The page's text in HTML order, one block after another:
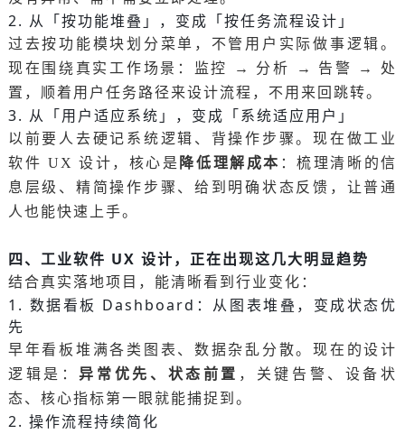
2. 从「按功能堆叠」，变成「按任务流程设计」
过去按功能模块划分菜单，不管用户实际做事逻辑。
现在围绕真实工作场景：监控 → 分析 → 告警 → 处
置，顺着用户任务路径来设计流程，不用来回跳转。
3. 从「用户适应系统」，变成「系统适应用户」
以前要人去硬记系统逻辑、背操作步骤。现在做工业
软件 UX 设计，核心是 降低理解成本 ：梳理清晰的信
息层级、精简操作步骤、给到明确状态反馈，让普通
人也能快速上手。
四、工业软件 UX 设计，正在出现这几大明显趋势
结合真实落地项目，能清晰看到行业变化：
1. 数据看板 Dashboard：从图表堆叠，变成状态优
先
早年看板堆满各类图表、数据杂乱分散。现在的设计
逻辑是：异常优先、状态前置 ，关键告警、设备状
态、核心指标第一眼就能捕捉到。
2. 操作流程持续简化